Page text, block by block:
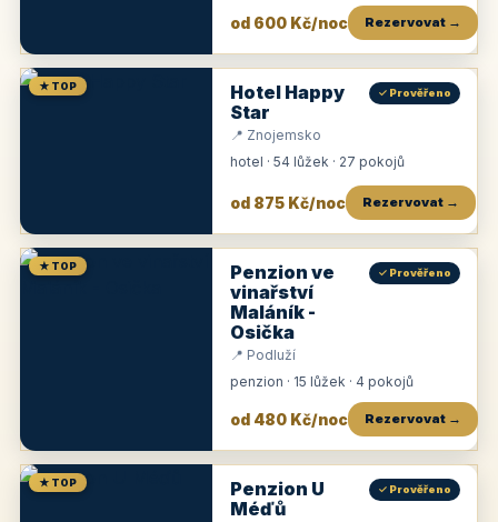
od 600 Kč/noc Rezervovat →
★ TOP
Hotel Happy
Star
✓ Prověřeno
📍 Znojemsko
hotel · 54 lůžek · 27 pokojů
od 875 Kč/noc Rezervovat →
★ TOP
Penzion ve
vinařství
Maláník -
Osička
✓ Prověřeno
📍 Podluží
penzion · 15 lůžek · 4 pokojů
od 480 Kč/noc Rezervovat →
★ TOP
Penzion U
Méďů
✓ Prověřeno